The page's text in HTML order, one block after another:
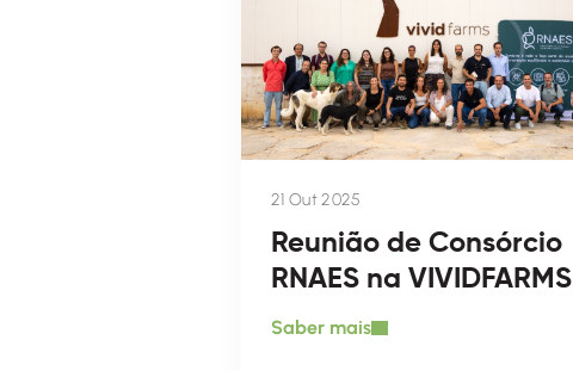
21 Out 2025
Reunião de Consórcio
RNAES na VIVIDFARMS
Saber mais